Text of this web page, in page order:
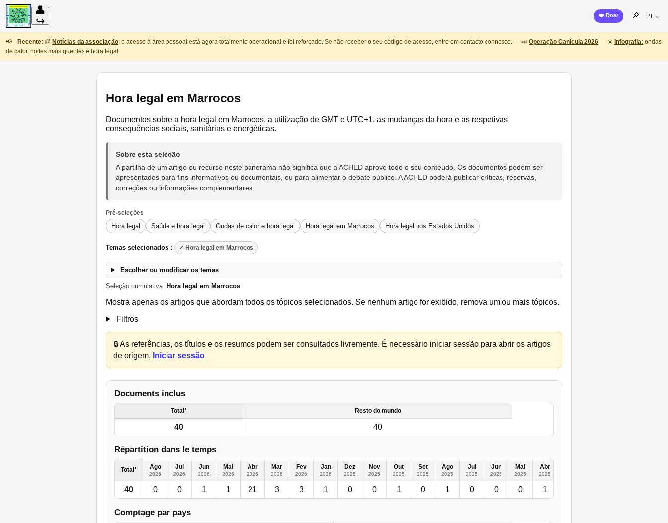
👤
↪
❤️ Doar 🔎 PT ⌄
📢 Recente: 📰 Notícias da associação: o acesso à área pessoal está agora totalmente operacional e foi reforçado. Se não receber o seu código de acesso, entre em contacto connosco. — 📣 Operação Canícula 2026 — ☀️ Infografia: ondas
de calor, noites mais quentes e hora legal
Hora legal em Marrocos
Documentos sobre a hora legal em Marrocos, a utilização de GMT e UTC+1, as mudanças da hora e as respetivas
consequências sociais, sanitárias e energéticas.
Sobre esta seleção
A partilha de um artigo ou recurso neste panorama não significa que a ACHED aprove todo o seu conteúdo. Os documentos podem ser
apresentados para fins informativos ou documentais, ou para alimentar o debate público. A ACHED poderá publicar críticas, reservas,
correções ou informações complementares.
Pré-seleções
Hora legal Saúde e hora legal Ondas de calor e hora legal Hora legal em Marrocos Hora legal nos Estados Unidos
Temas selecionados : ✓ Hora legal em Marrocos
Escolher ou modificar os temas
Seleção cumulativa: Hora legal em Marrocos
Mostra apenas os artigos que abordam todos os tópicos selecionados. Se nenhum artigo for exibido, remova um ou mais tópicos.
Filtros
🔒As referências, os títulos e os resumos podem ser consultados livremente. É necessário iniciar sessão para abrir os artigos
de origem. Iniciar sessão
Documents inclus
Total* Resto do mundo
40 40
Répartition dans le temps
Total* Ago
2026
Jul
2026
Jun
2026
Mai
2026
Abr
2026
Mar
2026
Fev
2026
Jan
2026
Dez
2025
Nov
2025
Out
2025
Set
2025
Ago
2025
Jul
2025
Jun
2025
Mai
2025
Abr
2025
40 0 0 1 1 21 3 3 1 0 0 1 0 1 0 0 0 1
Comptage par pays